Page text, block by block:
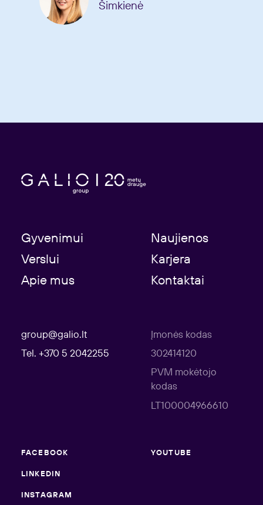
Šimkienė
Gyvenimui
Naujienos
Verslui
Karjera
Apie mus
Kontaktai
group@galio.lt
Tel. +370 5 2042255
Įmonės kodas
302414120
PVM mokėtojo
kodas
LT100004966610
FACEBOOK
LINKEDIN
INSTAGRAM
YOUTUBE